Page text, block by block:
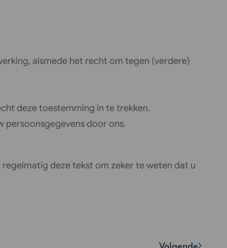
alsmede het recht om tegen (verdere)
deze toestemming in te trekken.
persoonsgegevens door ons.
deze tekst om zeker te weten dat u